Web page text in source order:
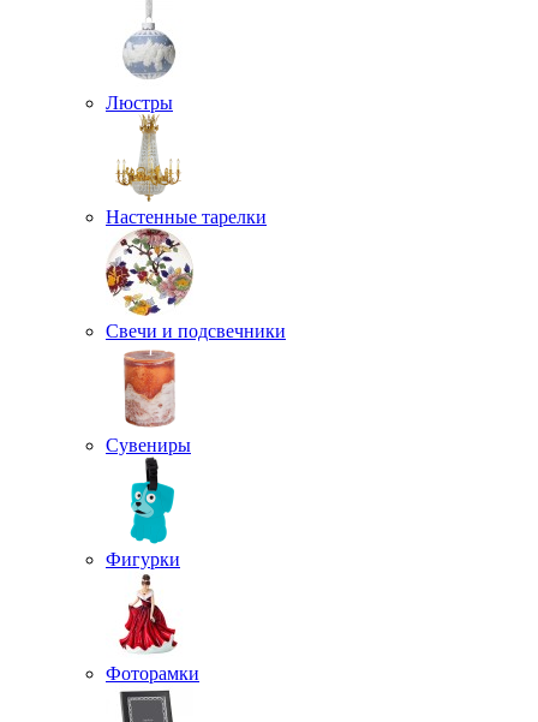
Люстры
Настенные тарелки
Свечи и подсвечники
Сувениры
Фигурки
Фоторамки